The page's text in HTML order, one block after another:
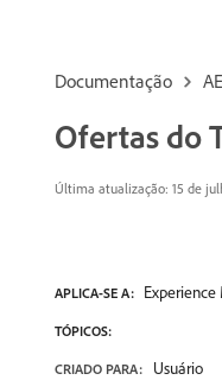
Documentação
Ofertas do
Última atualização: 15 de
APLICA-SE A: Experience
TÓPICOS:
CRIADO PARA: Usuário